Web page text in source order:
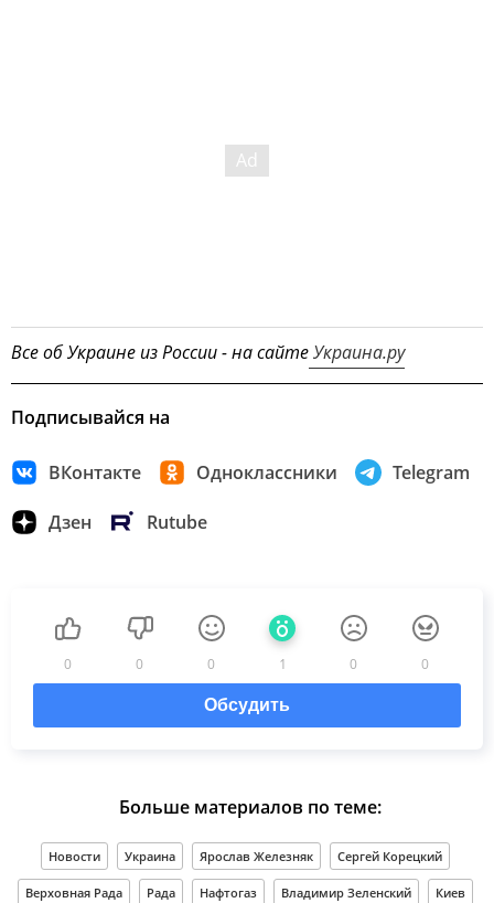
Все об Украине из России - на сайтеУкраина.ру
Подписывайся на
ВКонтакте Одноклассники Telegram
Дзен Rutube
0 0 0 1 0 0
Обсудить
Больше материалов по теме:
Новости Украина Ярослав Железняк Сергей Корецкий
Верховная Рада Рада Нафтогаз Владимир Зеленский Киев